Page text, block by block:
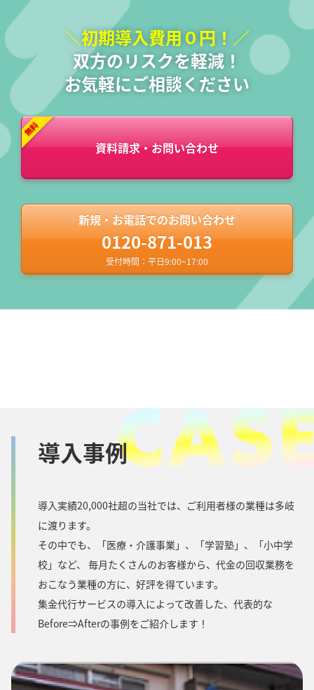
＼初期導入費用０円！／
双方のリスクを軽減！
お気軽にご相談ください
資料請求・お問い合わせ
新規・お電話でのお問い合わせ
0120-871-013
受付時間：平日9:00~17:00
導入事例
導入実績20,000社超の当社では、ご利用者様の業種は多岐
に渡ります。
その中でも、「医療・介護事業」、「学習塾」、「小中学
校」など、 毎月たくさんのお客様から、代金の回収業務を
おこなう業種の方に、好評を得ています。
集金代行サービスの導入によって改善した、代表的な
Before⇒Afterの事例をご紹介します！